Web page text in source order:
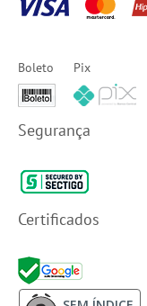
Boleto Pix
Segurança
Certificados